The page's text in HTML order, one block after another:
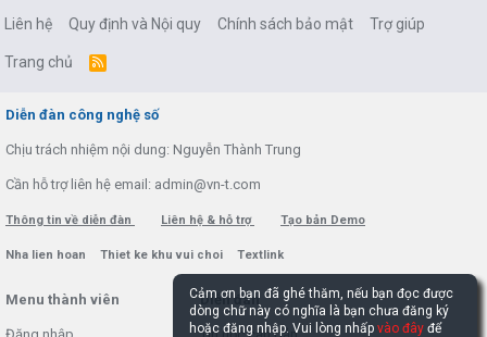
Liên hệ Quy định và Nội quy Chính sách bảo mật Trợ giúp
Trang chủ
R
Diễn đàn công nghệ số
Chịu trách nhiệm nội dung: Nguyễn Thành Trung
Cần hỗ trợ liên hệ email: admin@vn-t.com
Thông tin về diễn đàn Liên hệ & hỗ trợ Tạo bản Demo
Nha lien hoan Thiet ke khu vui choi Textlink
Menu thành viên Diễn đàn
Cảm ơn bạn đã ghé thăm, nếu bạn đọc được
dòng chữ này có nghĩa là bạn chưa đăng ký
hoặc đăng nhập. Vui lòng nhấpvào đây để